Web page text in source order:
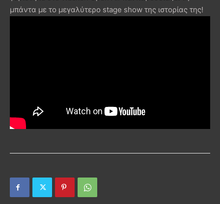
μπάντα με το μεγαλύτερο stage show της ιστορίας της!